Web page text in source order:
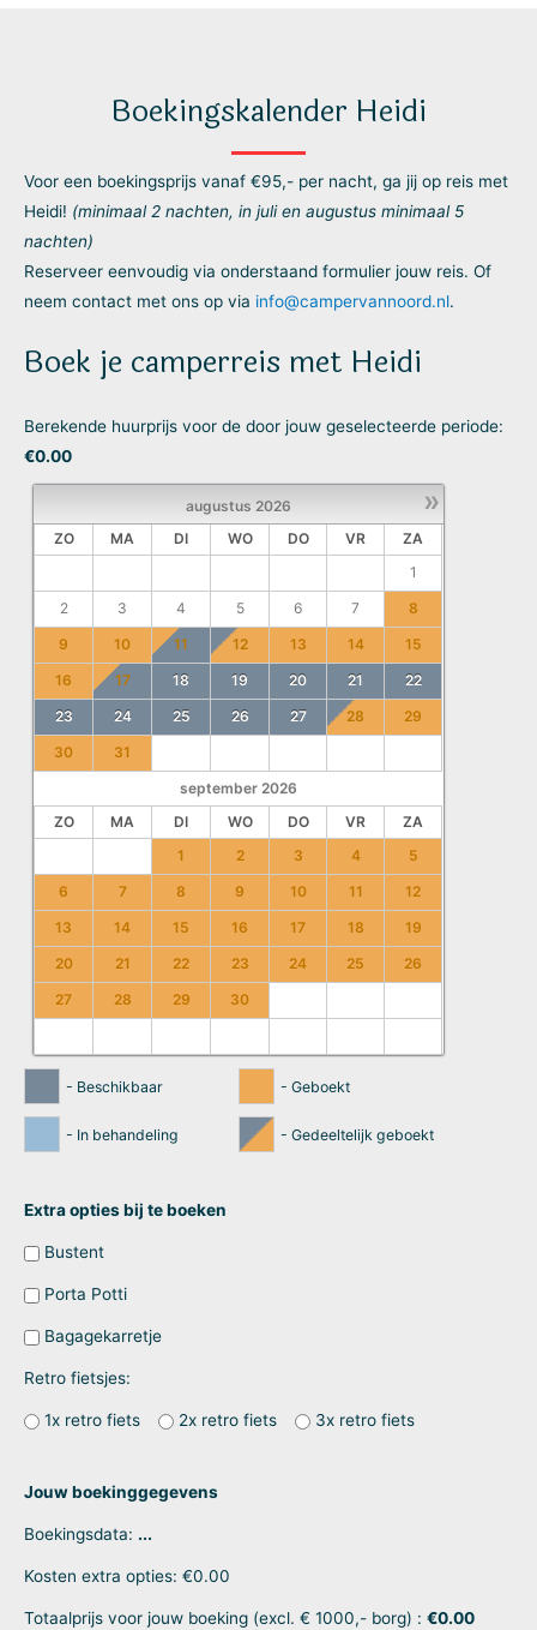
Boekingskalender Heidi
Voor een boekingsprijs vanaf €95,- per nacht, ga jij op reis met
Heidi! (minimaal 2 nachten, in juli en augustus minimaal 5
nachten)
Reserveer eenvoudig via onderstaand formulier jouw reis. Of
neem contact met ons op via info@campervannoord.nl.
Boek je camperreis met Heidi
Berekende huurprijs voor de door jouw geselecteerde periode:
€0.00
»
augustus 2026
ZO
MA DI WO DO VR
ZA
1
2
3 4 5 6 7
8
9
10 11 12 13 14
15
16
17 18 19 20 21
22
23
24 25 26 27 28
29
30
31
september 2026
ZO
MA DI WO DO VR
ZA
1
2 3 4
5
6
7 8 9 10 11
12
13
14 15 16 17 18
19
20
21 22 23 24 25
26
27
28 29 30
- Beschikbaar - Geboekt
- In behandeling - Gedeeltelijk geboekt
Extra opties bij te boeken
Bustent
Porta Potti
Bagagekarretje
Retro fietsjes:
1x retro fiets 2x retro fiets 3x retro fiets
Jouw boekinggegevens
Boekingsdata: ...
Kosten extra opties: €0.00
Totaalprijs voor jouw boeking (excl. € 1000,- borg) : €0.00